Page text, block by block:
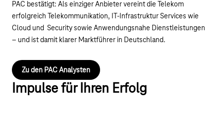
PAC bestätigt: Als einziger Anbieter vereint die Telekom
erfolgreich Telekommunikation, IT-Infrastruktur Services wie
Cloud und Security sowie Anwendungsnahe Dienstleistungen
– und ist damit klarer Marktführer in Deutschland.
Zu den PAC Analysten
Impulse für Ihren Erfolg